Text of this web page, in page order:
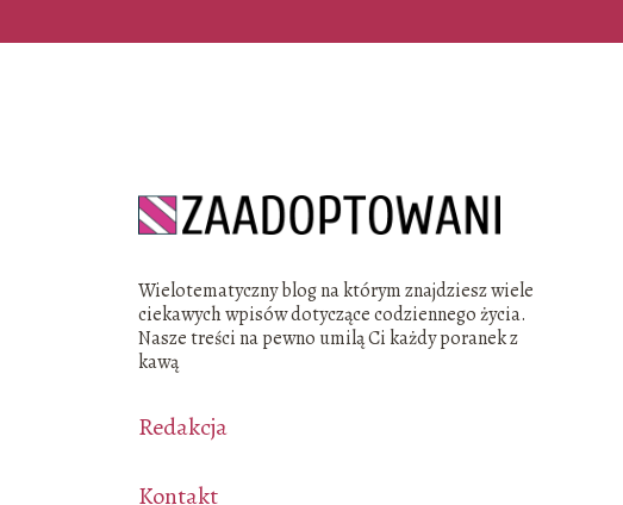
Wielotematyczny blog na którym znajdziesz wiele
ciekawych wpisów dotyczące codziennego życia.
Nasze treści na pewno umilą Ci każdy poranek z
kawą
Redakcja
Kontakt